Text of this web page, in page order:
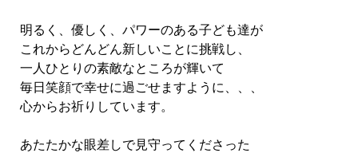
明るく、優しく、パワーのある子ども達が
これからどんどん新しいことに挑戦し、
一人ひとりの素敵なところが輝いて
毎日笑顔で幸せに過ごせますように、、、
心からお祈りしています。
あたたかな眼差しで見守ってくださった